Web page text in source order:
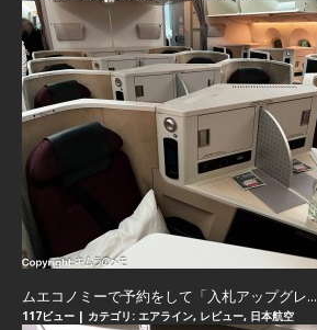
ムエコノミーで予約をして「入札アップグレ...
117ビュー | カテゴリ: エアライン, レビュー, 日本航空